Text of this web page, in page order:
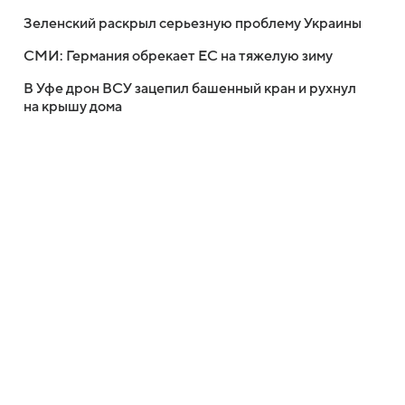
Зеленский раскрыл серьезную проблему Украины
СМИ: Германия обрекает ЕС на тяжелую зиму
В Уфе дрон ВСУ зацепил башенный кран и рухнул
на крышу дома